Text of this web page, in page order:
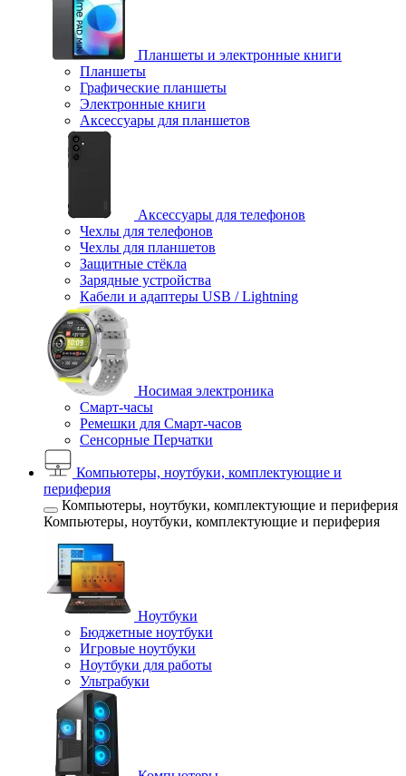
Планшеты и электронные книги
Планшеты
Графические планшеты
Электронные книги
Аксессуары для планшетов
Аксессуары для телефонов
Чехлы для телефонов
Чехлы для планшетов
Защитные стёкла
Зарядные устройства
Кабели и адаптеры USB / Lightning
Носимая электроника
Смарт-часы
Ремешки для Смарт-часов
Сенсорные Перчатки
Компьютеры, ноутбуки, комплектующие и
периферия
Компьютеры, ноутбуки, комплектующие и периферия
Компьютеры, ноутбуки, комплектующие и периферия
Ноутбуки
Бюджетные ноутбуки
Игровые ноутбуки
Ноутбуки для работы
Ультрабуки